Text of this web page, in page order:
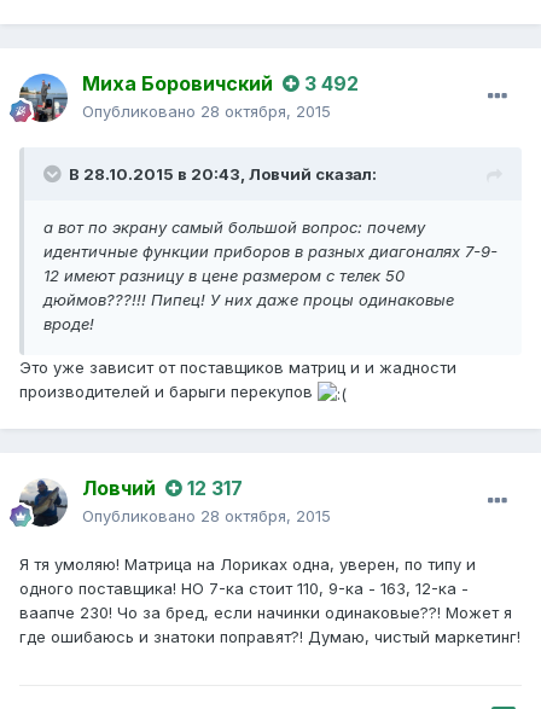
Миха Боровичский 3 492
Опубликовано 28 октября, 2015
В 28.10.2015 в 20:43, Ловчий сказал:
а вотпо экрану самый большой вопрос: почему
идентичные функции приборов в разных диагоналях 7-9-
12 имеют разницу в цене размером с телек 50
дюймов???!!! Пипец! У них даже процы одинаковые
вроде!
Это уже зависит от поставщиков матриц и и жадности
производителей и барыги перекупов
Ловчий 12 317
Опубликовано 28 октября, 2015
Я тя умоляю! Матрица на Лориках одна, уверен, по типу и
одного поставщика! НО 7-ка стоит 110, 9-ка - 163, 12-ка -
ваапче 230! Чо за бред, если начинки одинаковые??! Может я
где ошибаюсь и знатоки поправят?! Думаю, чистый маркетинг!